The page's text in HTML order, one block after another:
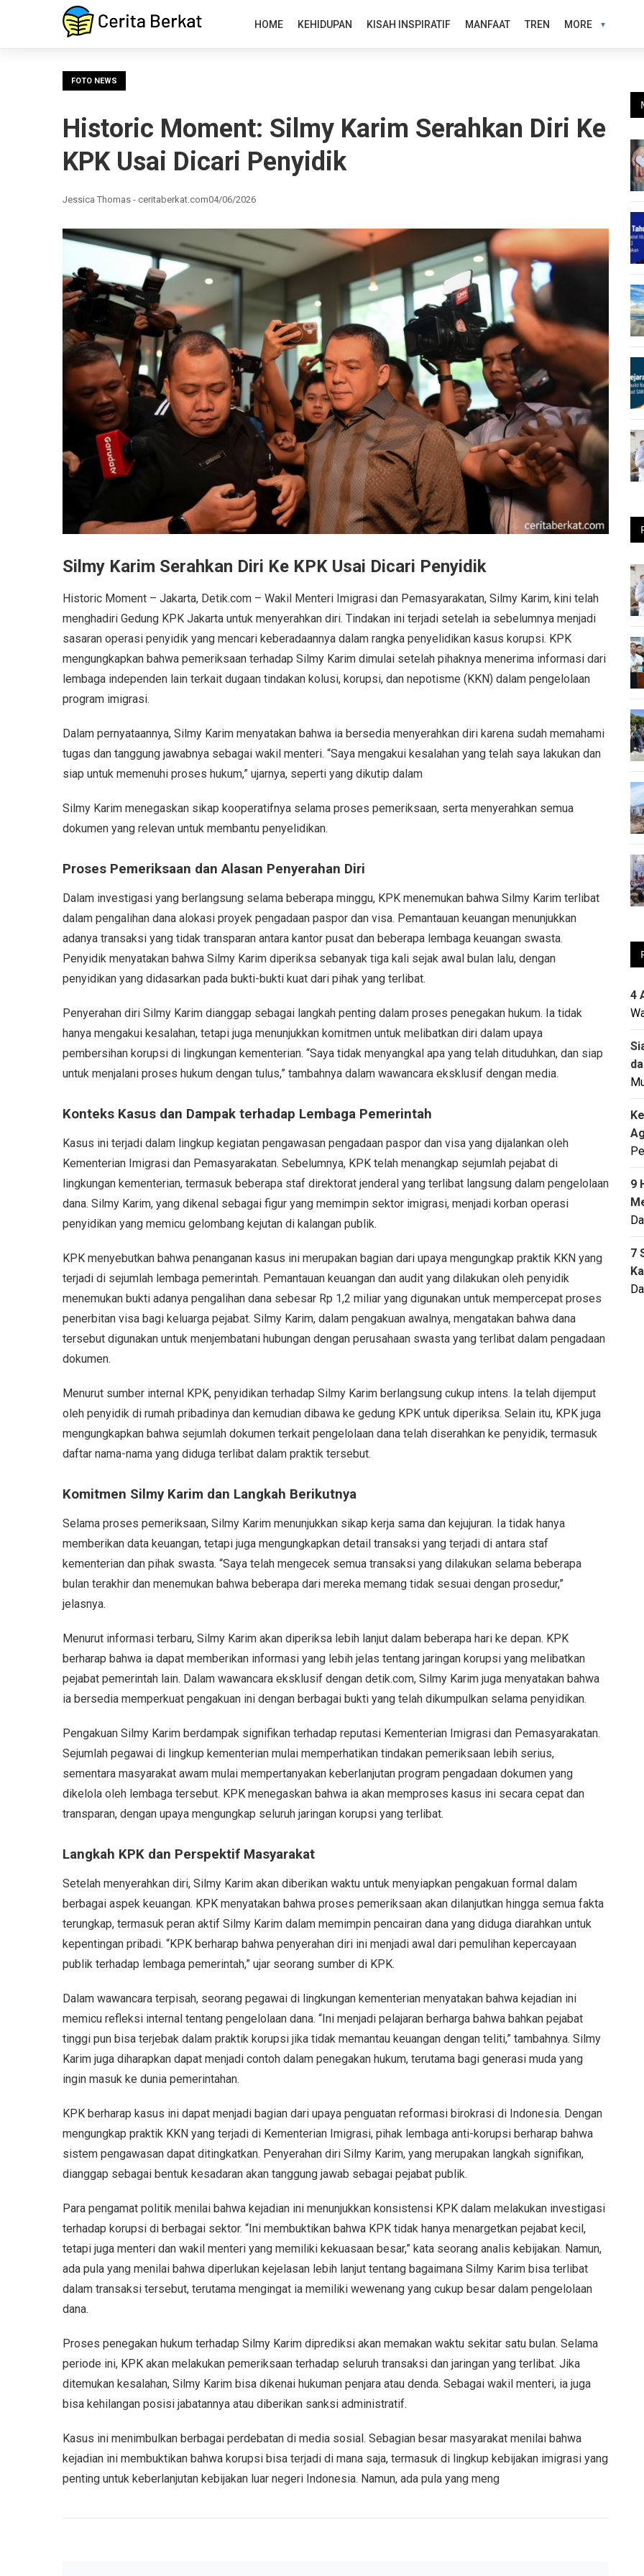
HOME KEHIDUPAN KISAH INSPIRATIF MANFAAT TREN MORE
FOTO NEWS
Historic Moment: Silmy Karim Serahkan Diri Ke
KPK Usai Dicari Penyidik
Jessica Thomas - ceritaberkat.com04/06/2026
Silmy Karim Serahkan Diri Ke KPK Usai Dicari Penyidik
Historic Moment – Jakarta, Detik.com – Wakil Menteri Imigrasi dan Pemasyarakatan, Silmy Karim, kini telah
menghadiri Gedung KPK Jakarta untuk menyerahkan diri. Tindakan ini terjadi setelah ia sebelumnya menjadi
sasaran operasi penyidik yang mencari keberadaannya dalam rangka penyelidikan kasus korupsi. KPK
mengungkapkan bahwa pemeriksaan terhadap Silmy Karim dimulai setelah pihaknya menerima informasi dari
lembaga independen lain terkait dugaan tindakan kolusi, korupsi, dan nepotisme (KKN) dalam pengelolaan
program imigrasi.
Dalam pernyataannya, Silmy Karim menyatakan bahwa ia bersedia menyerahkan diri karena sudah memahami
tugas dan tanggung jawabnya sebagai wakil menteri. “Saya mengakui kesalahan yang telah saya lakukan dan
siap untuk memenuhi proses hukum,” ujarnya, seperti yang dikutip dalam
Silmy Karim menegaskan sikap kooperatifnya selama proses pemeriksaan, serta menyerahkan semua
dokumen yang relevan untuk membantu penyelidikan.
Proses Pemeriksaan dan Alasan Penyerahan Diri
Dalam investigasi yang berlangsung selama beberapa minggu, KPK menemukan bahwa Silmy Karim terlibat
dalam pengalihan dana alokasi proyek pengadaan paspor dan visa. Pemantauan keuangan menunjukkan
adanya transaksi yang tidak transparan antara kantor pusat dan beberapa lembaga keuangan swasta.
Penyidik menyatakan bahwa Silmy Karim diperiksa sebanyak tiga kali sejak awal bulan lalu, dengan
penyidikan yang didasarkan pada bukti-bukti kuat dari pihak yang terlibat.
Penyerahan diri Silmy Karim dianggap sebagai langkah penting dalam proses penegakan hukum. Ia tidak
hanya mengakui kesalahan, tetapi juga menunjukkan komitmen untuk melibatkan diri dalam upaya
pembersihan korupsi di lingkungan kementerian. “Saya tidak menyangkal apa yang telah dituduhkan, dan siap
untuk menjalani proses hukum dengan tulus,” tambahnya dalam wawancara eksklusif dengan media.
Konteks Kasus dan Dampak terhadap Lembaga Pemerintah
Kasus ini terjadi dalam lingkup kegiatan pengawasan pengadaan paspor dan visa yang dijalankan oleh
Kementerian Imigrasi dan Pemasyarakatan. Sebelumnya, KPK telah menangkap sejumlah pejabat di
lingkungan kementerian, termasuk beberapa staf direktorat jenderal yang terlibat langsung dalam pengelolaan
dana. Silmy Karim, yang dikenal sebagai figur yang memimpin sektor imigrasi, menjadi korban operasi
penyidikan yang memicu gelombang kejutan di kalangan publik.
KPK menyebutkan bahwa penanganan kasus ini merupakan bagian dari upaya mengungkap praktik KKN yang
terjadi di sejumlah lembaga pemerintah. Pemantauan keuangan dan audit yang dilakukan oleh penyidik
menemukan bukti adanya pengalihan dana sebesar Rp 1,2 miliar yang digunakan untuk mempercepat proses
penerbitan visa bagi keluarga pejabat. Silmy Karim, dalam pengakuan awalnya, mengatakan bahwa dana
tersebut digunakan untuk menjembatani hubungan dengan perusahaan swasta yang terlibat dalam pengadaan
dokumen.
Menurut sumber internal KPK, penyidikan terhadap Silmy Karim berlangsung cukup intens. Ia telah dijemput
oleh penyidik di rumah pribadinya dan kemudian dibawa ke gedung KPK untuk diperiksa. Selain itu, KPK juga
mengungkapkan bahwa sejumlah dokumen terkait pengelolaan dana telah diserahkan ke penyidik, termasuk
daftar nama-nama yang diduga terlibat dalam praktik tersebut.
Komitmen Silmy Karim dan Langkah Berikutnya
Selama proses pemeriksaan, Silmy Karim menunjukkan sikap kerja sama dan kejujuran. Ia tidak hanya
memberikan data keuangan, tetapi juga mengungkapkan detail transaksi yang terjadi di antara staf
kementerian dan pihak swasta. “Saya telah mengecek semua transaksi yang dilakukan selama beberapa
bulan terakhir dan menemukan bahwa beberapa dari mereka memang tidak sesuai dengan prosedur,”
jelasnya.
Menurut informasi terbaru, Silmy Karim akan diperiksa lebih lanjut dalam beberapa hari ke depan. KPK
berharap bahwa ia dapat memberikan informasi yang lebih jelas tentang jaringan korupsi yang melibatkan
pejabat pemerintah lain. Dalam wawancara eksklusif dengan detik.com, Silmy Karim juga menyatakan bahwa
ia bersedia memperkuat pengakuan ini dengan berbagai bukti yang telah dikumpulkan selama penyidikan.
Pengakuan Silmy Karim berdampak signifikan terhadap reputasi Kementerian Imigrasi dan Pemasyarakatan.
Sejumlah pegawai di lingkup kementerian mulai memperhatikan tindakan pemeriksaan lebih serius,
sementara masyarakat awam mulai mempertanyakan keberlanjutan program pengadaan dokumen yang
dikelola oleh lembaga tersebut. KPK menegaskan bahwa ia akan memproses kasus ini secara cepat dan
transparan, dengan upaya mengungkap seluruh jaringan korupsi yang terlibat.
Langkah KPK dan Perspektif Masyarakat
Setelah menyerahkan diri, Silmy Karim akan diberikan waktu untuk menyiapkan pengakuan formal dalam
berbagai aspek keuangan. KPK menyatakan bahwa proses pemeriksaan akan dilanjutkan hingga semua fakta
terungkap, termasuk peran aktif Silmy Karim dalam memimpin pencairan dana yang diduga diarahkan untuk
kepentingan pribadi. “KPK berharap bahwa penyerahan diri ini menjadi awal dari pemulihan kepercayaan
publik terhadap lembaga pemerintah,” ujar seorang sumber di KPK.
Dalam wawancara terpisah, seorang pegawai di lingkungan kementerian menyatakan bahwa kejadian ini
memicu refleksi internal tentang pengelolaan dana. “Ini menjadi pelajaran berharga bahwa bahkan pejabat
tinggi pun bisa terjebak dalam praktik korupsi jika tidak memantau keuangan dengan teliti,” tambahnya. Silmy
Karim juga diharapkan dapat menjadi contoh dalam penegakan hukum, terutama bagi generasi muda yang
ingin masuk ke dunia pemerintahan.
KPK berharap kasus ini dapat menjadi bagian dari upaya penguatan reformasi birokrasi di Indonesia. Dengan
mengungkap praktik KKN yang terjadi di Kementerian Imigrasi, pihak lembaga anti-korupsi berharap bahwa
sistem pengawasan dapat ditingkatkan. Penyerahan diri Silmy Karim, yang merupakan langkah signifikan,
dianggap sebagai bentuk kesadaran akan tanggung jawab sebagai pejabat publik.
Para pengamat politik menilai bahwa kejadian ini menunjukkan konsistensi KPK dalam melakukan investigasi
terhadap korupsi di berbagai sektor. “Ini membuktikan bahwa KPK tidak hanya menargetkan pejabat kecil,
tetapi juga menteri dan wakil menteri yang memiliki kekuasaan besar,” kata seorang analis kebijakan. Namun,
ada pula yang menilai bahwa diperlukan kejelasan lebih lanjut tentang bagaimana Silmy Karim bisa terlibat
dalam transaksi tersebut, terutama mengingat ia memiliki wewenang yang cukup besar dalam pengelolaan
dana.
Proses penegakan hukum terhadap Silmy Karim diprediksi akan memakan waktu sekitar satu bulan. Selama
periode ini, KPK akan melakukan pemeriksaan terhadap seluruh transaksi dan jaringan yang terlibat. Jika
ditemukan kesalahan, Silmy Karim bisa dikenai hukuman penjara atau denda. Sebagai wakil menteri, ia juga
bisa kehilangan posisi jabatannya atau diberikan sanksi administratif.
Kasus ini menimbulkan berbagai perdebatan di media sosial. Sebagian besar masyarakat menilai bahwa
kejadian ini membuktikan bahwa korupsi bisa terjadi di mana saja, termasuk di lingkup kebijakan imigrasi yang
penting untuk keberlanjutan kebijakan luar negeri Indonesia. Namun, ada pula yang meng
4
9
7